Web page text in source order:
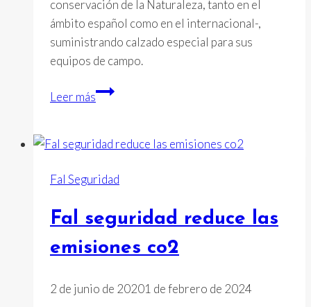
conservación de la Naturaleza, tanto en el
ámbito español como en el internacional-,
suministrando calzado especial para sus
equipos de campo.
Leer másChiruca
a
equipos
campo
de
WWF/España
la
Fal Seguridad
Fal seguridad reduce las
emisiones co2
2 de junio de 20201 de febrero de 2024